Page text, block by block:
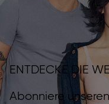
ENTDECKE DIE
Abonniere